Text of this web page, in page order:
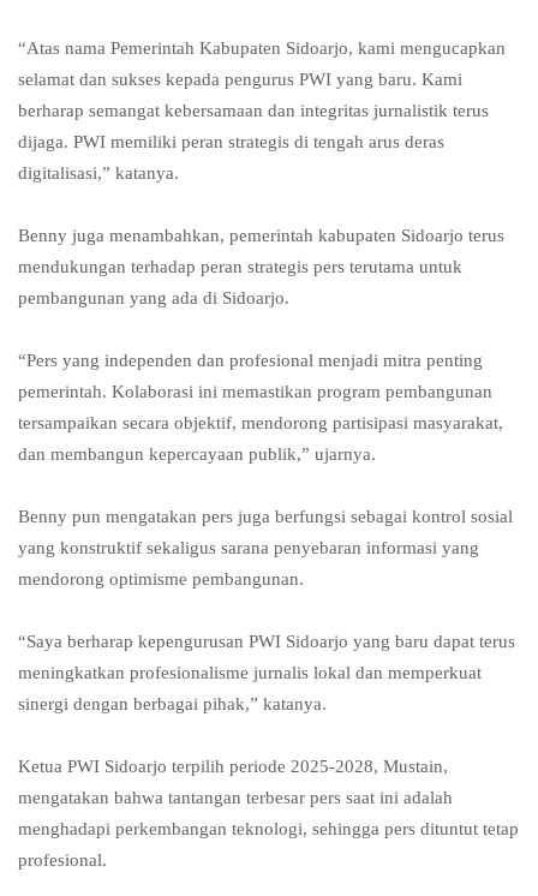
“Atas nama Pemerintah Kabupaten Sidoarjo, kami mengucapkan
selamat dan sukses kepada pengurus PWI yang baru. Kami
berharap semangat kebersamaan dan integritas jurnalistik terus
dijaga. PWI memiliki peran strategis di tengah arus deras
digitalisasi,” katanya.
Benny juga menambahkan, pemerintah kabupaten Sidoarjo terus
mendukungan terhadap peran strategis pers terutama untuk
pembangunan yang ada di Sidoarjo.
“Pers yang independen dan profesional menjadi mitra penting
pemerintah. Kolaborasi ini memastikan program pembangunan
tersampaikan secara objektif, mendorong partisipasi masyarakat,
dan membangun kepercayaan publik,” ujarnya.
Benny pun mengatakan pers juga berfungsi sebagai kontrol sosial
yang konstruktif sekaligus sarana penyebaran informasi yang
mendorong optimisme pembangunan.
“Saya berharap kepengurusan PWI Sidoarjo yang baru dapat terus
meningkatkan profesionalisme jurnalis lokal dan memperkuat
sinergi dengan berbagai pihak,” katanya.
Ketua PWI Sidoarjo terpilih periode 2025-2028, Mustain,
mengatakan bahwa tantangan terbesar pers saat ini adalah
menghadapi perkembangan teknologi, sehingga pers dituntut tetap
profesional.